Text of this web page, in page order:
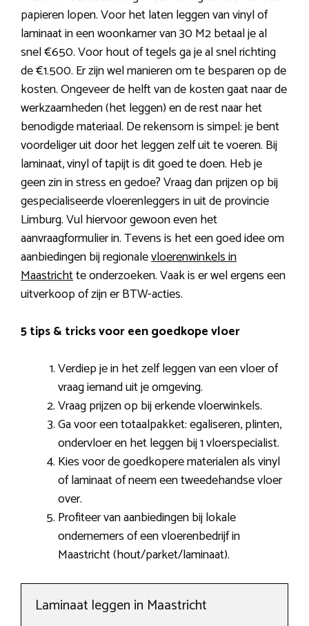
papieren lopen. Voor het laten leggen van vinyl of
laminaat in een woonkamer van 30 M2 betaal je al
snel €650. Voor hout of tegels ga je al snel richting
de €1.500. Er zijn wel manieren om te besparen op de
kosten. Ongeveer de helft van de kosten gaat naar de
werkzaamheden (het leggen) en de rest naar het
benodigde materiaal. De rekensom is simpel: je bent
voordeliger uit door het leggen zelf uit te voeren. Bij
laminaat, vinyl of tapijt is dit goed te doen. Heb je
geen zin in stress en gedoe? Vraag dan prijzen op bij
gespecialiseerde vloerenleggers in uit de provincie
Limburg. Vul hiervoor gewoon even het
aanvraagformulier in. Tevens is het een goed idee om
aanbiedingen bij regionalevloerenwinkels in
Maastrichtte onderzoeken. Vaak is er wel ergens een
uitverkoop of zijn er BTW-acties.
5 tips & tricks voor een goedkope vloer
Verdiep je in het zelf leggen van een vloer of
vraag iemand uit je omgeving.
Vraag prijzen op bij erkende vloerwinkels.
Ga voor een totaalpakket: egaliseren, plinten,
ondervloer en het leggen bij 1 vloerspecialist.
Kies voor de goedkopere materialen als vinyl
of laminaat of neem een tweedehandse vloer
over.
Profiteer van aanbiedingen bij lokale
ondernemers of een vloerenbedrijf in
Maastricht (hout/parket/laminaat).
Laminaat leggen in Maastricht